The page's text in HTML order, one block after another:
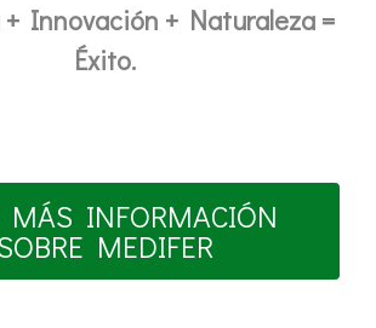
+ Innovación + Naturaleza =
Éxito.
MÁS INFORMACIÓN
MEDIFER